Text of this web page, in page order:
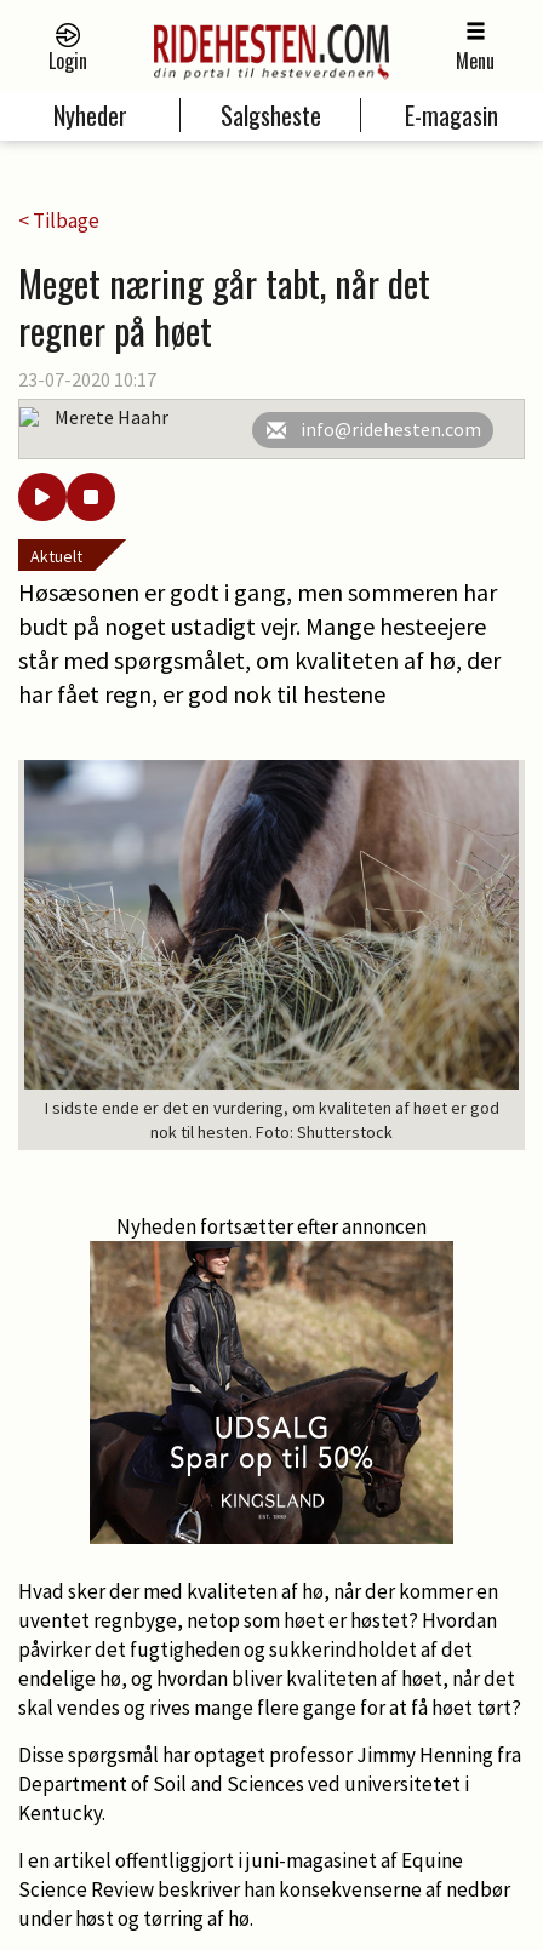
Login Menu
Nyheder Salgsheste E-magasin
< Tilbage
Meget næring går tabt, når det
regner på høet
23-07-2020 10:17
Merete Haahr
info@ridehesten.com
Aktuelt
Høsæsonen er godt i gang, men sommeren har
budt på noget ustadigt vejr. Mange hesteejere
står med spørgsmålet, om kvaliteten af hø, der
har fået regn, er god nok til hestene
I sidste ende er det en vurdering, om kvaliteten af høet er god
nok til hesten. Foto: Shutterstock
Nyheden fortsætter efter annoncen
Hvad sker der med kvaliteten af hø, når der kommer en
uventet regnbyge, netop som høet er høstet? Hvordan
påvirker det fugtigheden og sukkerindholdet af det
endelige hø, og hvordan bliverkvaliteten af høet, når det
skal vendes og rives mange flere gange for at få høet tørt?
Disse spørgsmål har optaget professor Jimmy Henning fra
Department of Soil and Sciences ved universitetet i
Kentucky.
I en artikel offentliggjort i juni-magasinet af Equine
Science Review beskriver han konsekvenserne af nedbør
under høst og tørring af hø.